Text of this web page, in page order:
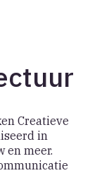
Creatieve
in
en meer.